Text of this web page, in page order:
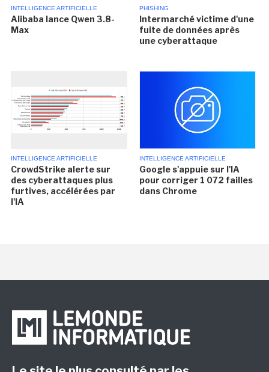
INTELLIGENCE ARTIFICIELLE
Alibaba lance Qwen 3.8-
Max
PHISHING
Intermarché victime d'une
fuite de données après
une cyberattaque
INTELLIGENCE ARTIFICIELLE
CrowdStrike alerte sur
des cyberattaques plus
furtives, accélérées par
l'IA
INTELLIGENCE ARTIFICIELLE
Google s'appuie sur l'IA
pour corriger 1 072 failles
dans Chrome